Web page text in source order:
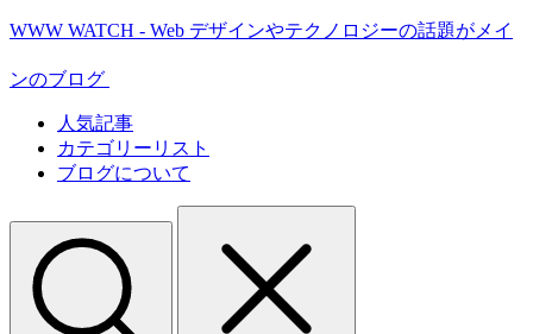
WWW WATCH - Web デザインやテクノロジーの話題がメイ
ンのブログ
人気記事
カテゴリーリスト
ブログについて